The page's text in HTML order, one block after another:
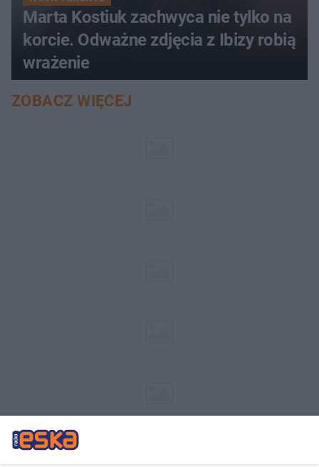
Marta Kostiuk zachwyca nie tylko na
korcie. Odważne zdjęcia z Ibizy robią
wrażenie
ZOBACZ WIĘCEJ